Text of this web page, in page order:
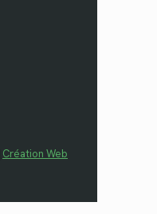
Création Web